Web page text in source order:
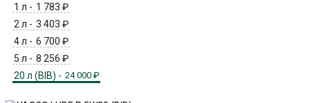
1 л - 1 783 ₽
2 л - 3 403 ₽
4 л - 6 700 ₽
5 л - 8 256 ₽
20 л (BIB) - 24 000 ₽